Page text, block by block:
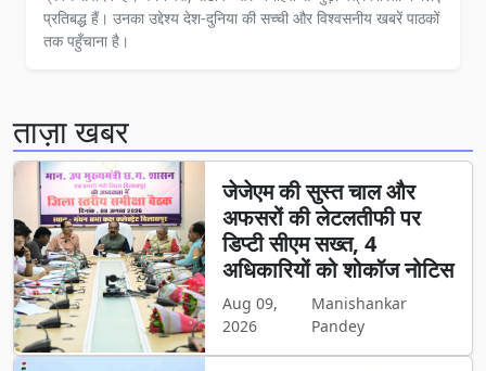
प्रतिबद्ध हैं। उनका उद्देश्य देश-दुनिया की सच्ची और विश्वसनीय खबरें पाठकों
तक पहुँचाना है।
ताज़ा खबर
जेजेएम की सुस्त चाल और
अफसरों की लेटलतीफी पर
डिप्टी सीएम सख्त, 4
अधिकारियों को शोकॉज नोटिस
Aug 09,
2026
Manishankar
Pandey